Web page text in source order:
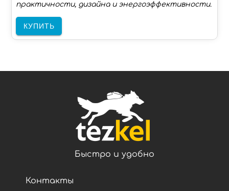
практичности, дизайна и энергоэффективности.
КУПИТЬ
Быстро и удобно
Контакты